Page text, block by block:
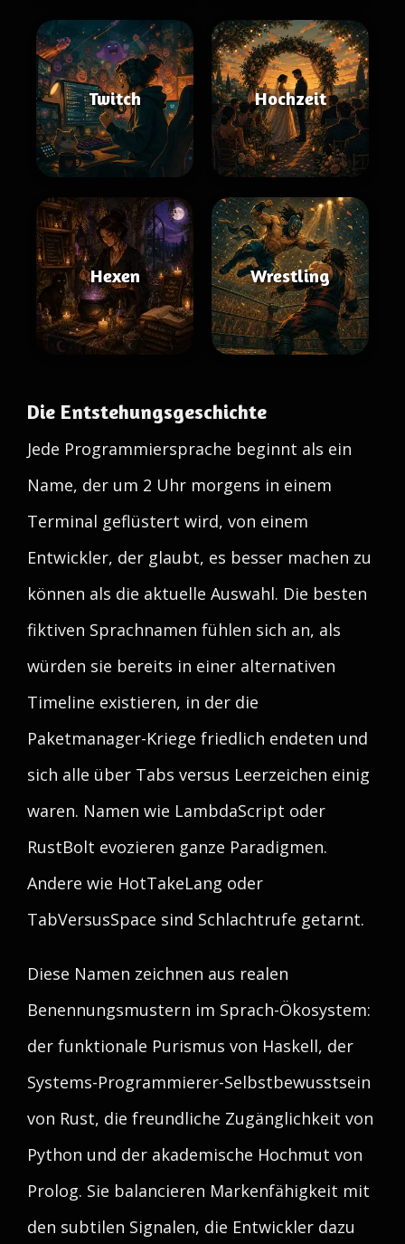
Twitch Hochzeit
Hexen Wrestling
Die Entstehungsgeschichte
Jede Programmiersprache beginnt als ein
Name, der um 2 Uhr morgens in einem
Terminal geflüstert wird, von einem
Entwickler, der glaubt, es besser machen zu
können als die aktuelle Auswahl. Die besten
fiktiven Sprachnamen fühlen sich an, als
würden sie bereits in einer alternativen
Timeline existieren, in der die
Paketmanager-Kriege friedlich endeten und
sich alle über Tabs versus Leerzeichen einig
waren. Namen wie LambdaScript oder
RustBolt evozieren ganze Paradigmen.
Andere wie HotTakeLang oder
TabVersusSpace sind Schlachtrufe getarnt.
Diese Namen zeichnen aus realen
Benennungsmustern im Sprach-Ökosystem:
der funktionale Purismus von Haskell, der
Systems-Programmierer-Selbstbewusstsein
von Rust, die freundliche Zugänglichkeit von
Python und der akademische Hochmut von
Prolog. Sie balancieren Markenfähigkeit mit
den subtilen Signalen, die Entwickler dazu